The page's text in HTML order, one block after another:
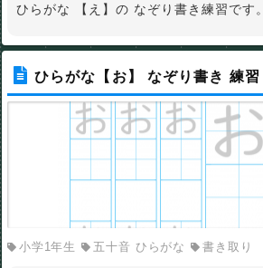
ひらがな 【え】の なぞり書き練習です。
ひらがな【お】 なぞり書き 練習
小学1年生 五十音 ひらがな 書き取り